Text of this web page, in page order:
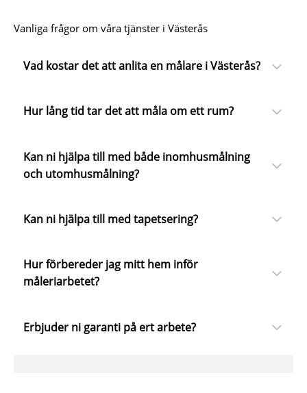
Vanliga frågor om våra tjänster i Västerås
Vad kostar det att anlita en målare i Västerås?
Hur lång tid tar det att måla om ett rum?
Kan ni hjälpa till med både inomhusmålning
och utomhusmålning?
Kan ni hjälpa till med tapetsering?
Hur förbereder jag mitt hem inför
måleriarbetet?
Erbjuder ni garanti på ert arbete?